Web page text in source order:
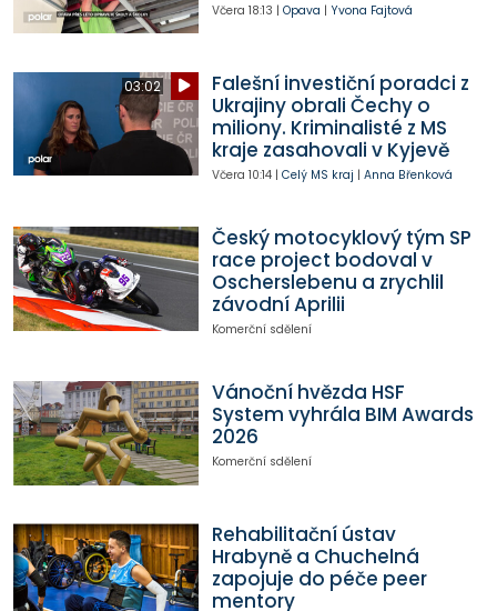
Včera 18:13 | Opava | Yvona Fajtová
03:02
Falešní investiční poradci z
Ukrajiny obrali Čechy o
miliony. Kriminalisté z MS
kraje zasahovali v Kyjevě
Včera 10:14| Celý MS kraj | Anna Břenková
Český motocyklový tým SP
race project bodoval v
Oscherslebenu a zrychlil
závodní Aprilii
Komerční sdělení
Vánoční hvězda HSF
System vyhrála BIM Awards
2026
Komerční sdělení
Rehabilitační ústav
Hrabyně a Chuchelná
zapojuje do péče peer
mentory